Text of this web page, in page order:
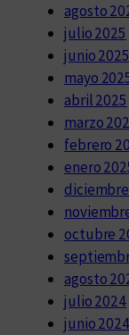
agosto
julio 2025
junio 2025
mayo
abril 2025
marzo
febrero
enero
octubre
agosto
julio 2024
junio 2024